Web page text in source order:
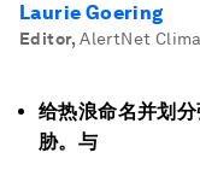
Laurie Goering
Editor, AlertNet
给热浪命名并划
胁。与